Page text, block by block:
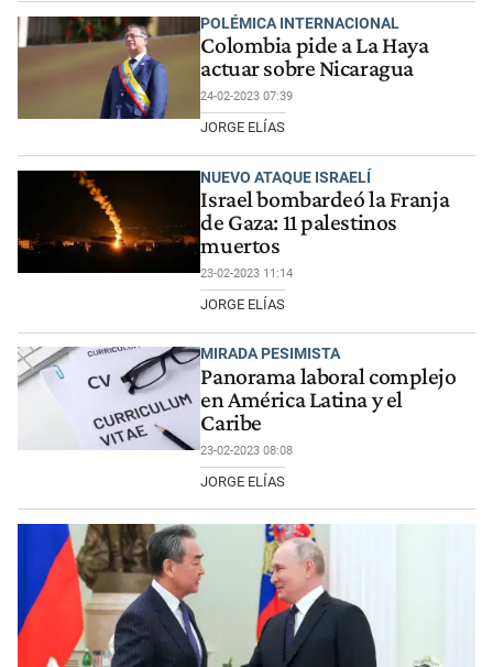
POLÉMICA INTERNACIONAL
Colombia pide a La Haya
actuar sobre Nicaragua
24-02-2023 07:39
JORGE ELÍAS
NUEVO ATAQUE ISRAELÍ
Israel bombardeó la Franja
de Gaza: 11 palestinos
muertos
23-02-2023 11:14
JORGE ELÍAS
MIRADA PESIMISTA
Panorama laboral complejo
en América Latina y el
Caribe
23-02-2023 08:08
JORGE ELÍAS